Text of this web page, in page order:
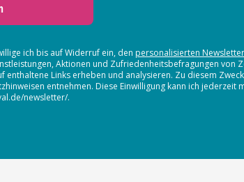
ich bis auf Widerruf ein, den personalisierten Newsletter
Aktionen und Zufriedenheitsbefragungen von
enthaltene Links erheben und analysieren. Zu diesem
entnehmen. Diese Einwilligung kann ich
newsletter/.